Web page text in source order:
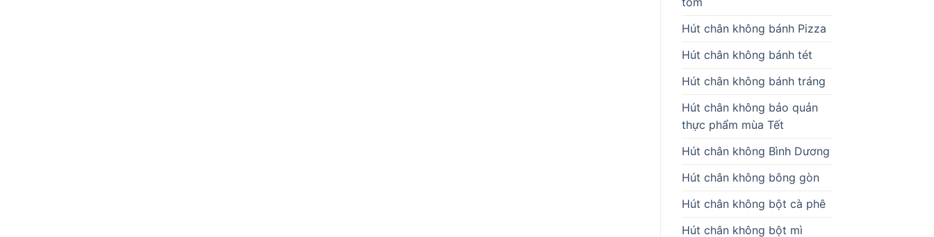
Hút chân không bánh Pizza
Hút chân không bánh tét
Hút chân không bánh tráng
Hút chân không bảo quản
thực phẩm mùa Tết
Hút chân không Bình Dương
Hút chân không bông gòn
Hút chân không bột cà phê
Hút chân không bột mì